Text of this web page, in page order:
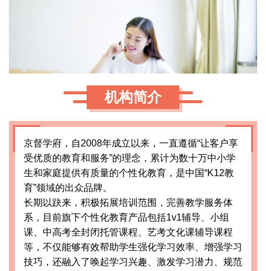
机构简介
京督学府，自2008年成立以来，一直遵循“让客户享
受优质的教育和服务”的理念，累计为数十万中小学
生和家庭提供有质量的个性化教育，是中国“K12教
育”领域的出众品牌。
长期以趹来，积极拓展培训范围，完善教学服务体
系，目前旗下个性化教育产品包括1v1辅导、小组
课、中高考全封闭托管课程、艺考文化课辅导课程
等，不仅能够有效帮助学生强化学习效率、增强学习
技巧，还融入了唤起学习兴趣、激发学习潜力、规范